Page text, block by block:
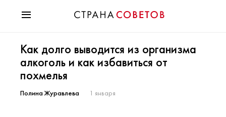
Мода
Звезды
Гороскопы
Здоровье
Как долго выводится из организма
алкоголь и как избавиться от
похмелья
Полина Журавлева 1 января